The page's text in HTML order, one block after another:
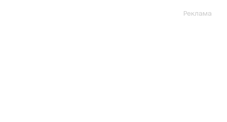
Реклама